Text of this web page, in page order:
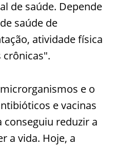
de saúde. Depende
saúde de
atividade física
crônicas".
e o
e vacinas
conseguiu reduzir a
a vida. Hoje, a